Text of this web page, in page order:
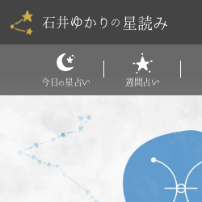
石井ゆかり の 星読み
今日の 星占い 週間占い